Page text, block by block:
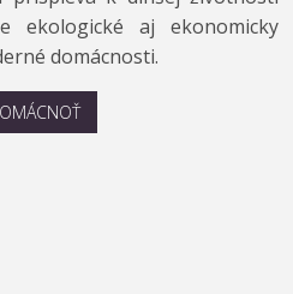
ekologické aj ekonomicky
domácnosti.